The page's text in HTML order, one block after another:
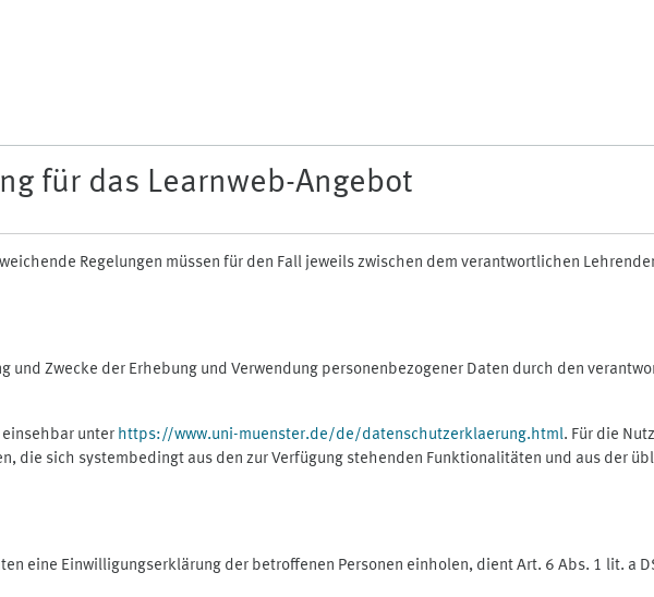
für das Learnweb-Angebot
Regelungen müssen für den Fall jeweils zwischen dem verantwortlichen
Zwecke der Erhebung und Verwendung personenbezogener Daten durch den
unter https://www.uni-muenster.de/de/datenschutzerklaerung.html. Für die
die sich systembedingt aus den zur Verfügung stehenden Funktionalitäten und aus der
eine Einwilligungserklärung der betroffenen Personen einholen, dient Art. 6 Abs. 1 lit. a